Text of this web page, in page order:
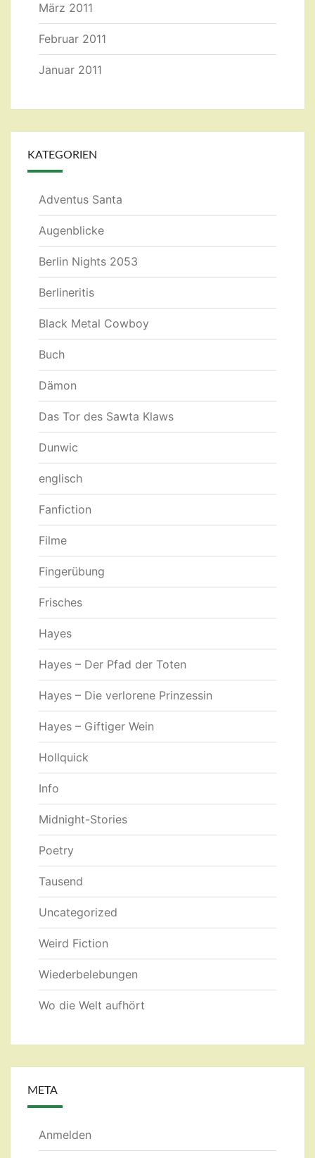
März 2011
Februar 2011
Januar 2011
KATEGORIEN
Adventus Santa
Augenblicke
Berlin Nights 2053
Berlineritis
Black Metal Cowboy
Buch
Dämon
Das Tor des Sawta Klaws
Dunwic
englisch
Fanfiction
Filme
Fingerübung
Frisches
Hayes
Hayes – Der Pfad der Toten
Hayes – Die verlorene Prinzessin
Hayes – Giftiger Wein
Hollquick
Info
Midnight-Stories
Poetry
Tausend
Uncategorized
Weird Fiction
Wiederbelebungen
Wo die Welt aufhört
META
Anmelden